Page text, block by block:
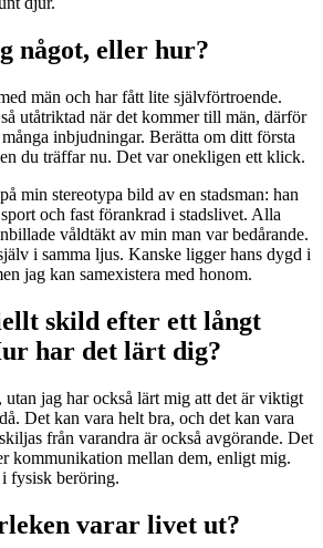
något, eller hur?
män och har fått lite självförtroende.
utåtriktad när det kommer till män, därför
inbjudningar. Berätta om ditt första
du träffar nu. Det var onekligen ett klick.
min stereotypa bild av en stadsman: han
och fast förankrad i stadslivet. Alla
våldtäkt av min man var bedårande.
i samma ljus. Kanske ligger hans dygd i
jag kan samexistera med honom.
skild efter ett långt
har det lärt dig?
jag har också lärt mig att det är viktigt
Det kan vara helt bra, och det kan vara
från varandra är också avgörande. Det
kommunikation mellan dem, enligt mig.
i fysisk beröring.
varar livet ut?